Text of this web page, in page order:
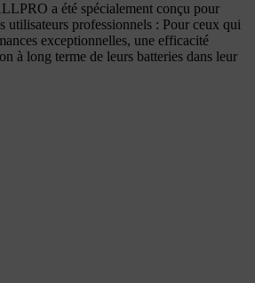
a été spécialement conçu pour
utilisateurs professionnels : Pour ceux qui
exceptionnelles, une efficacité
à long terme de leurs batteries dans leur